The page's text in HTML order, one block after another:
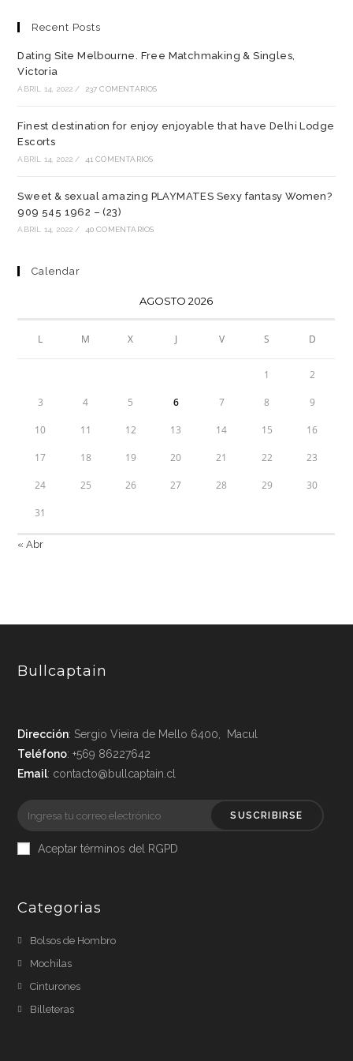
Recent Posts
Dating Site Melbourne. Free Matchmaking & Singles,
Victoria
ABRIL 14, 2022 / 237 COMENTARIOS
Finest destination for enjoy enjoyable that have Delhi Lodge
Escorts
ABRIL 14, 2022 / 41 COMENTARIOS
Sweet & sexual amazing PLAYMATES Sexy fantasy Women?
909 545 1962 – (23)
ABRIL 14, 2022 / 40 COMENTARIOS
Calendar
AGOSTO 2026
L M X J V S D
1 2
3 4 5 6 7 8 9
10 11 12 13 14 15 16
17 18 19 20 21 22 23
24 25 26 27 28 29 30
31
« Abr
Bullcaptain
Dirección: Sergio Vieira de Mello 6400, Macul
Teléfono: +569 86227642
Email: contacto@bullcaptain.cl
SUSCRIBIRSE
Aceptar términos del RGPD
Categorias
Bolsos de Hombro
Mochilas
Cinturones
Billeteras